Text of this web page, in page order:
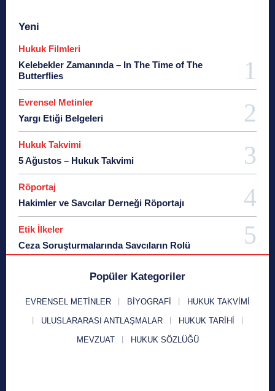
Yeni
Hukuk Filmleri
Kelebekler Zamanında – In The Time of The
Butterflies
Evrensel Metinler
Yargı Etiği Belgeleri
Hukuk Takvimi
5 Ağustos – Hukuk Takvimi
Röportaj
Hakimler ve Savcılar Derneği Röportajı
Etik İlkeler
Ceza Soruşturmalarında Savcıların Rolü
Popüler Kategoriler
EVRENSEL METINLER BIYOGRAFI HUKUK TAKVIMI
ULUSLARARASI ANTLAŞMALAR HUKUK TARIHI
MEVZUAT HUKUK SÖZLÜĞÜ